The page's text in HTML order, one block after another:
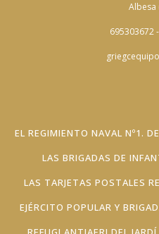
Albesa
695303672
EL REGIMIENTO NAVAL Nº1.
LAS BRIGADAS DE
LAS TARJETAS POSTALES
EJÉRCITO POPULAR Y